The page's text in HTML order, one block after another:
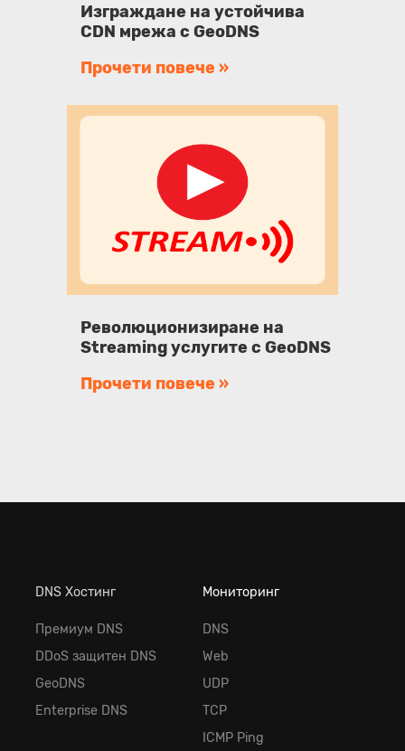
Изграждане на устойчива
CDN мрежа с GeoDNS
Прочети повече »
Революционизиране на
Streaming услугите с GeoDNS
Прочети повече »
DNS Хостинг
Премиум DNS
DDoS защитен DNS
GeoDNS
Enterprise DNS
Мониторинг
DNS
Web
UDP
TCP
ICMP Ping